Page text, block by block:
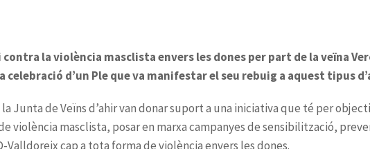
la violència masclista envers les dones per part de la veïna
celebració d’un Ple que va manifestar el seu rebuig a aquest tipus